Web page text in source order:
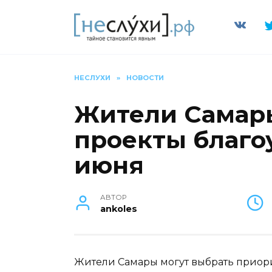
НЕСЛУХИ » НОВОСТИ
Жители
проекты
июня
АВТОР
ankoles
Жители Самары могут выбрать